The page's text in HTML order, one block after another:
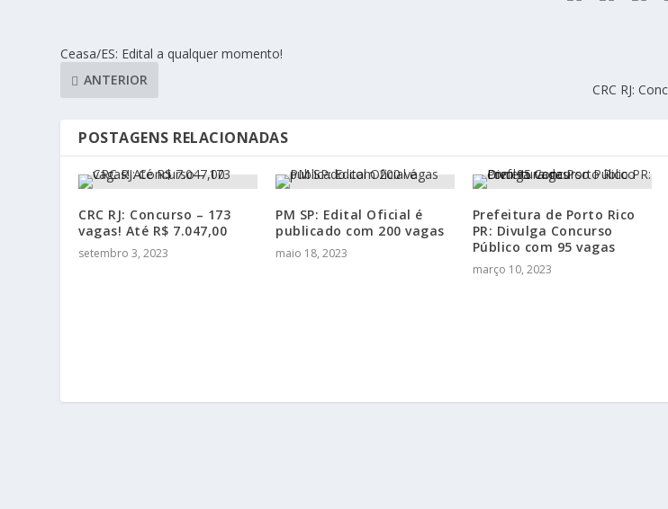
Ceasa/ES: Edital a qualquer momento!
ANTERIOR
CRC RJ:
POSTAGENS RELACIONADAS
CRC RJ: Concurso – 173
vagas! Até R$ 7.047,00
setembro 3, 2023
PM SP: Edital Oficial é
publicado com 200 vagas
maio 18, 2023
Prefeitura de Porto Rico
PR: Divulga Concurso
Público com 95 vagas
março 10, 2023